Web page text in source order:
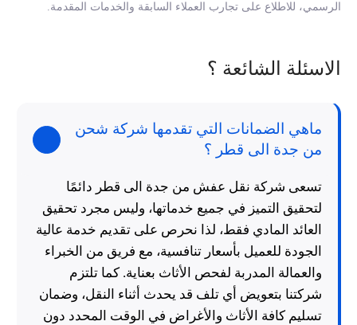
الرسمي، للاطلاع على تجارب العملاء السابقة والخدمات المقدمة.
الاسئلة الشائعة ؟
ماهي الضمانات التي تقدمها شركة شحن
من جدة الى قطر ؟
تسعى شركة نقل عفش من جدة الى قطر دائمًا
لتحقيق التميز في جميع خدماتها، وليس مجرد تحقيق
العائد المادي فقط، لذا نحرص على تقديم خدمة عالية
الجودة للعميل بأسعار تنافسية، مع فريق من الخبراء
والعمالة المدربة لفحص الأثاث بعناية. كما تلتزم
شركتنا بتعويض أي تلف قد يحدث أثناء النقل، وضمان
تسليم كافة الأثاث والأغراض في الوقت المحدد دون